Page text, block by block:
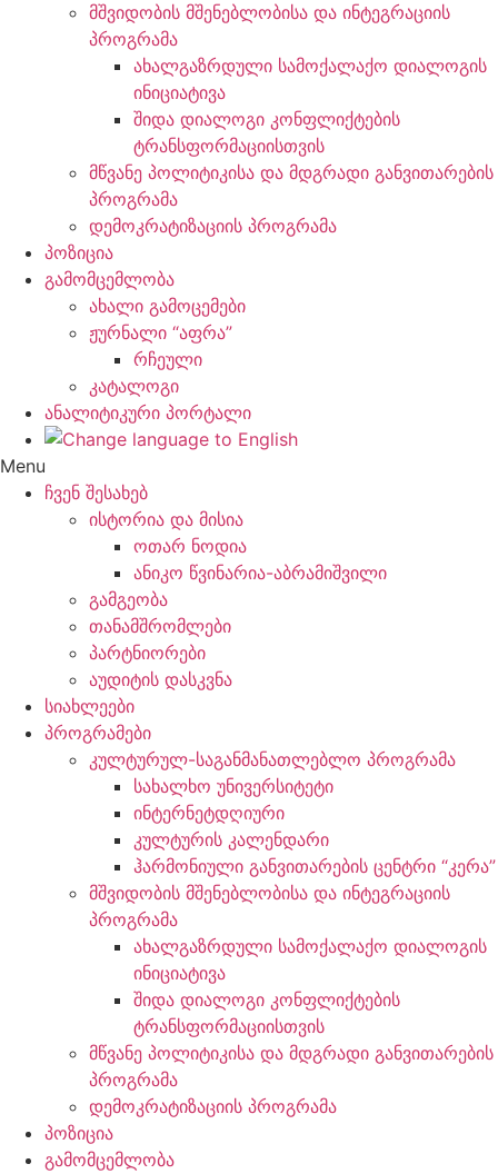
მშვიდობის მშენებლობისა და ინტეგრაციის
პროგრამა
ახალგაზრდული სამოქალაქო დიალოგის
ინიციატივა
შიდა დიალოგი კონფლიქტების
ტრანსფორმაციისთვის
მწვანე პოლიტიკისა და მდგრადი განვითარების
პროგრამა
დემოკრატიზაციის პროგრამა
პოზიცია
გამომცემლობა
ახალი გამოცემები
ჟურნალი “აფრა”
რჩეული
კატალოგი
ანალიტიკური პორტალი
Menu
ჩვენ შესახებ
ისტორია და მისია
ოთარ ნოდია
ანიკო წვინარია-აბრამიშვილი
გამგეობა
თანამშრომლები
პარტნიორები
აუდიტის დასკვნა
სიახლეები
პროგრამები
კულტურულ-საგანმანათლებლო პროგრამა
სახალხო უნივერსიტეტი
ინტერნეტდღიური
კულტურის კალენდარი
ჰარმონიული განვითარების ცენტრი “კერა”
მშვიდობის მშენებლობისა და ინტეგრაციის
პროგრამა
ახალგაზრდული სამოქალაქო დიალოგის
ინიციატივა
შიდა დიალოგი კონფლიქტების
ტრანსფორმაციისთვის
მწვანე პოლიტიკისა და მდგრადი განვითარების
პროგრამა
დემოკრატიზაციის პროგრამა
პოზიცია
გამომცემლობა